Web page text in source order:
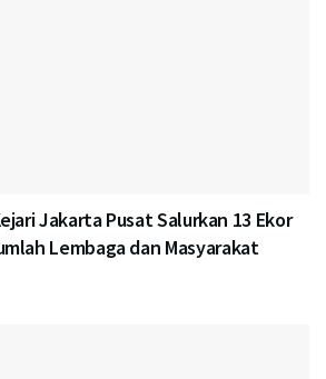
Jakarta Pusat Salurkan 13 Ekor
Lembaga dan Masyarakat